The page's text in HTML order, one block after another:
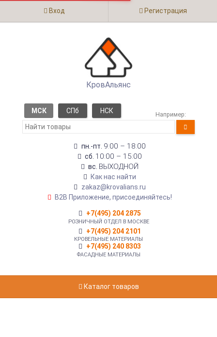
Вход Регистрация
КровАльянс
МСК СПб НСК Например:
пн.-пт. 9:00 – 18:00
сб. 10:00 – 15:00
вс. ВЫХОДНОЙ
Как нас найти
zakaz@krovalians.ru
B2B Приложение, присоединяйтесь!
+7(495) 204 2875
РОЗНИЧНЫЙ ОТДЕЛ В МОСКВЕ
+7(495) 204 2101
КРОВЕЛЬНЫЕ МАТЕРИАЛЫ
+7(495) 240 8303
ФАСАДНЫЕ МАТЕРИАЛЫ
Каталог товаров